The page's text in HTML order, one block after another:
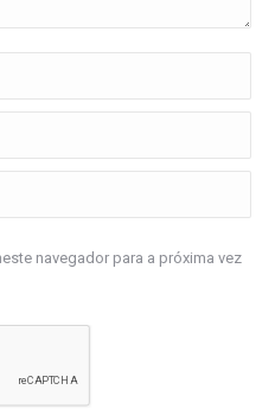
navegador para a próxima vez